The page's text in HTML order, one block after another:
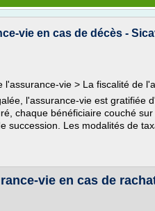
vie en cas de décès -
l'assurance-vie > La fiscalité de
l'assurance-vie est gratifiée
chaque bénéficiaire couché
succession. Les modalités de
vie en cas de